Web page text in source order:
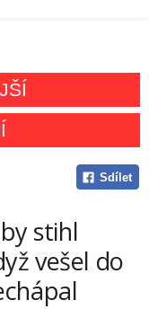
Sdílet
stihl
vešel do